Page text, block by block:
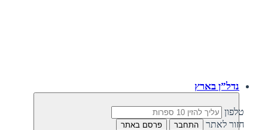
טלפון
חזור לאתר
התחבר פרסם באתר
נדל”ן בארץ